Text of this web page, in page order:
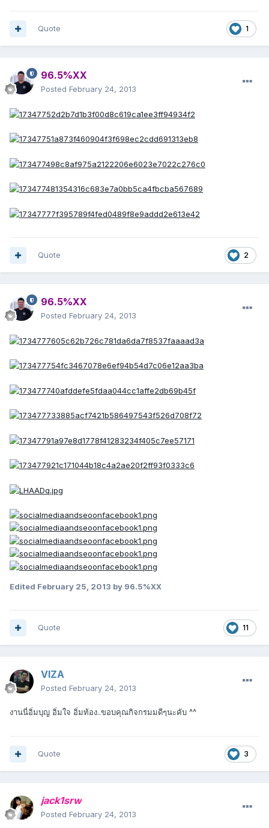
1
Quote
96.5%XX
Posted February 24, 2013
2
Quote
96.5%XX
Posted February 24, 2013
Edited February 25, 2013 by 96.5%XX
11
Quote
VIZA
Posted February 24, 2013
งานนี่อิ่มบุญ อิ่มใจ อิ่มท้อง..ขอบคุณกิจกรมมดีๆนะคับ ^^
3
Quote
jack1srw
Posted February 24, 2013